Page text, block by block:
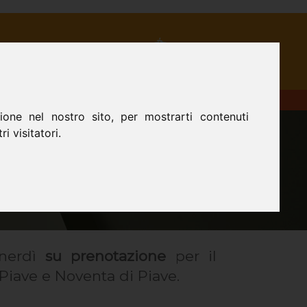
nel nostro sito, per mostrarti contenuti
visitatori.
su prenotazione per il
e Noventa di Piave.